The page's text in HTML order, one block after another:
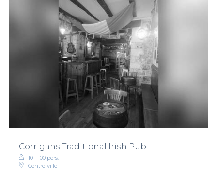
Corrigans Traditional Irish Pub
10 - 100 pers.
Centre-ville